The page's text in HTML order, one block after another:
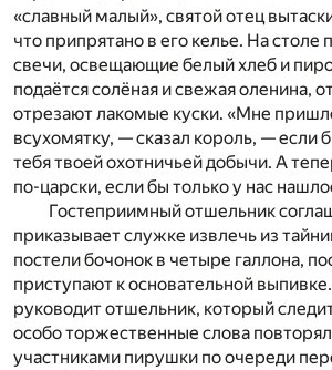
«славный малый», святой отец
что припрятано в его келье. На столе
свечи, освещающие белый хлеб и
подаётся солёная и свежая оленина,
отрезают лакомые куски. «Мне
всухомятку, — сказал король, — если
тебя твоей охотничьей добычи. А
по-царски, если бы только у нас
Гостеприимный отшельник
приказывает служке извлечь из
постели бочонок в четыре галлона,
приступают к основательной
руководит отшельник, который
особо торжественные слова
участниками пирушки по очереди